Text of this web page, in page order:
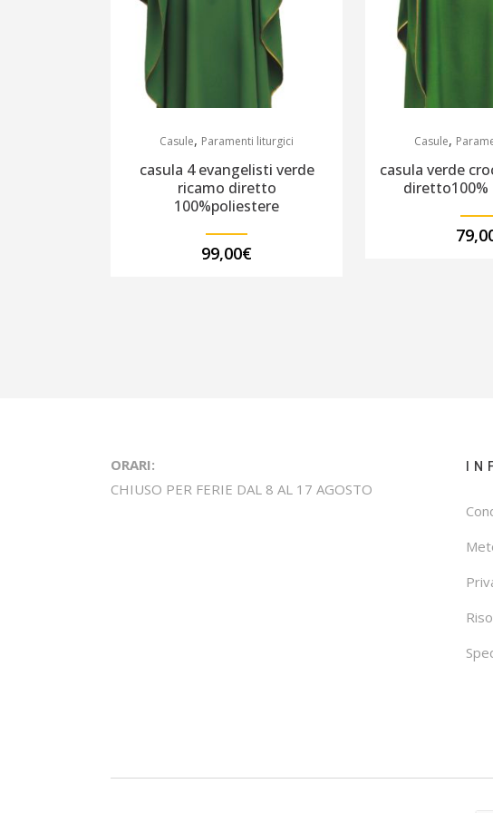
Casule, Paramenti liturgici
casula 4 evangelisti verde
ricamo diretto
100%poliestere
99,00€
Casule,
casula verde
diretto100%
ORARI:
CHIUSO PER FERIE DAL 8 AL 17 AGOSTO